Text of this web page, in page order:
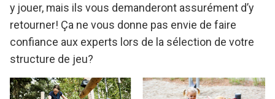
y jouer, mais ils vous demanderont assurément d’y
retourner! Ça ne vous donne pas envie de faire
confiance aux experts lors de la sélection de votre
structure de jeu?